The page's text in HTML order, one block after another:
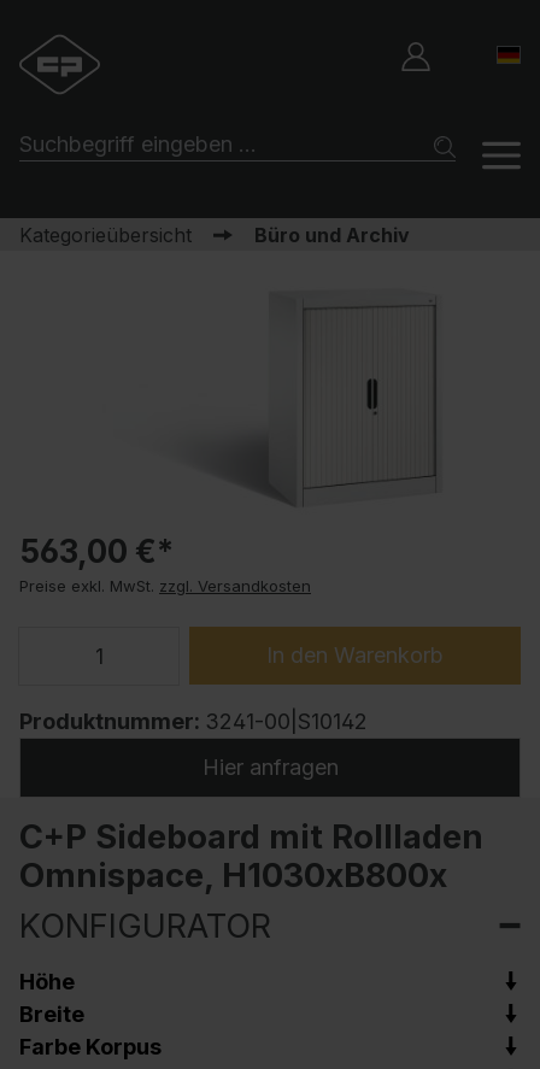
Kategorieübersicht Büro und Archiv
563,00 €*
Preise exkl. MwSt. zzgl. Versandkosten
In den Warenkorb
Produktnummer: 3241-00|S10142
Hier anfragen
C+P Sideboard mit Rollladen
Omnispace, H1030xB800x
KONFIGURATOR
Höhe
Breite
Farbe Korpus